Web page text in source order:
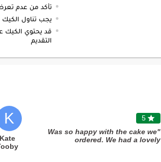
تأكد من عدم
يجب تناول الكيك في
قد يحتوي الكيك
التقديم
K
Kate
5
"Was so happy with the cake we
ordered. We had a lovely